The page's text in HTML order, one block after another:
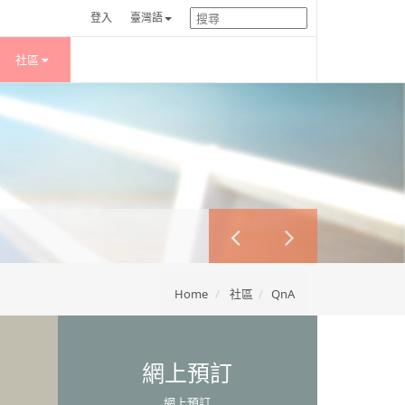
登入 臺灣語
社區
Home 社區 QnA
網上預訂